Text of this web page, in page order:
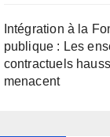
Intégration à la
publique : Les
contractuels
menacent